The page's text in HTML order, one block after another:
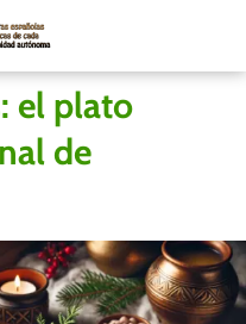
el plato
de